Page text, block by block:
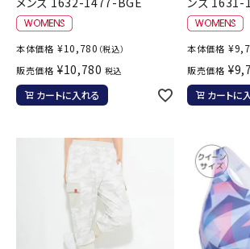
本体価格 ¥10,780 （税込）
販売価格 ¥10,780 税込
カートに入れる
本体価格 ¥
販売価格 ¥
カートに